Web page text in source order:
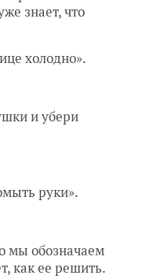
знает, что
холодно».
и убери
руки».
мы обозначаем
как ее решить.